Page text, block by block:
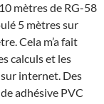
mètres de RG-58
5 mètres sur
Cela m’a fait
calculs et les
internet. Des
adhésive PVC